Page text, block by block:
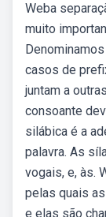
Weba
muito
casos de
juntam a
consoante
silábica é a
palavra. As
vogais, e, às.
pelas quais
e elas são